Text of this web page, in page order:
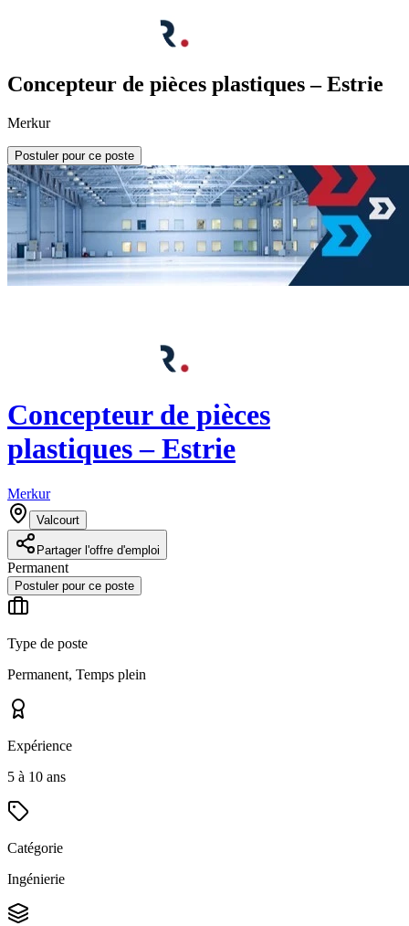
Concepteur de pièces plastiques – Estrie
Merkur
Postuler pour ce poste
Concepteur de pièces
plastiques – Estrie
Merkur
Valcourt
Partager l'offre d'emploi
Permanent
Postuler pour ce poste
Type de poste
Permanent, Temps plein
Expérience
5 à 10 ans
Catégorie
Ingénierie